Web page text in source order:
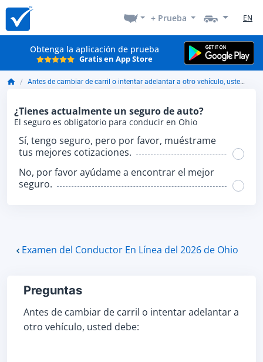
+ Prueba EN
Obtenga la aplicación de prueba
Gratis en App Store
Antes de cambiar de carril o intentar adelantar a otro vehículo, usted debe:
¿Tienes actualmente un seguro de auto?
El seguro es obligatorio para conducir en Ohio
Sí, tengo seguro, pero por favor, muéstrame
tus mejores cotizaciones.
No, por favor ayúdame a encontrar el mejor
seguro.
Examen del Conductor En Línea del 2026 de Ohio
Preguntas
Antes de cambiar de carril o intentar adelantar a
otro vehículo, usted debe: